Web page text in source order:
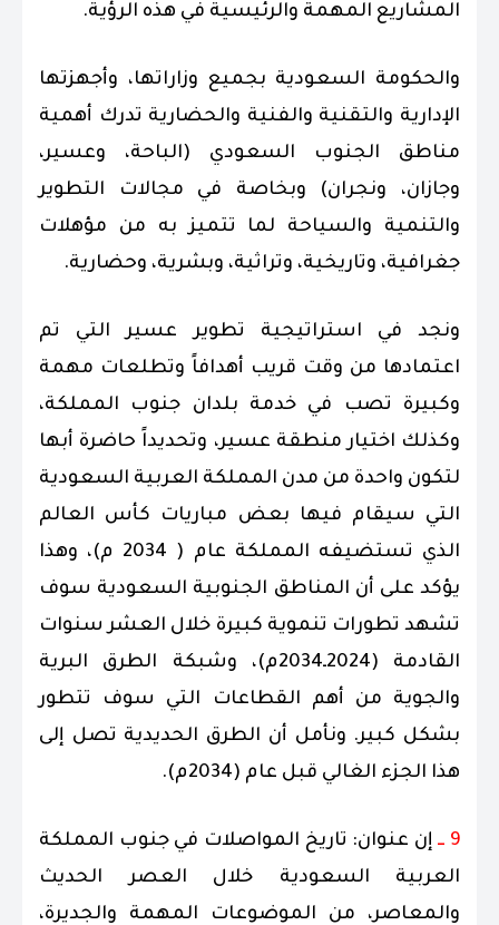
المشاريع المهمة والرئيسية في هذه الرؤية.
والحكومة السعودية بجميع وزاراتها، وأجهزتها
الإدارية والتقنية والفنية والحضارية تدرك أهمية
مناطق الجنوب السعودي (الباحة، وعسير،
وجازان، ونجران) وبخاصة في مجالات التطوير
والتنمية والسياحة لما تتميز به من مؤهلات
جغرافية، وتاريخية، وتراثية، وبشرية، وحضارية.
ونجد في استراتيجية تطوير عسير التي تم
اعتمادها من وقت قريب أهدافاً وتطلعات مهمة
وكبيرة تصب في خدمة بلدان جنوب المملكة،
وكذلك اختيار منطقة عسير، وتحديداً حاضرة أبها
لتكون واحدة من مدن المملكة العربية السعودية
التي سيقام فيها بعض مباريات كأس العالم
الذي تستضيفه المملكة عام ( 2034 م)، وهذا
يؤكد على أن المناطق الجنوبية السعودية سوف
تشهد تطورات تنموية كبيرة خلال العشر سنوات
القادمة (2024ـ2034م)، وشبكة الطرق البرية
والجوية من أهم القطاعات التي سوف تتطور
بشكل كبير. ونأمل أن الطرق الحديدية تصل إلى
هذا الجزء الغالي قبل عام (2034م).
9 ــ
إن عنوان: تاريخ المواصلات في جنوب المملكة
العربية السعودية خلال العصر الحديث
والمعاصر، من الموضوعات المهمة والجديرة،